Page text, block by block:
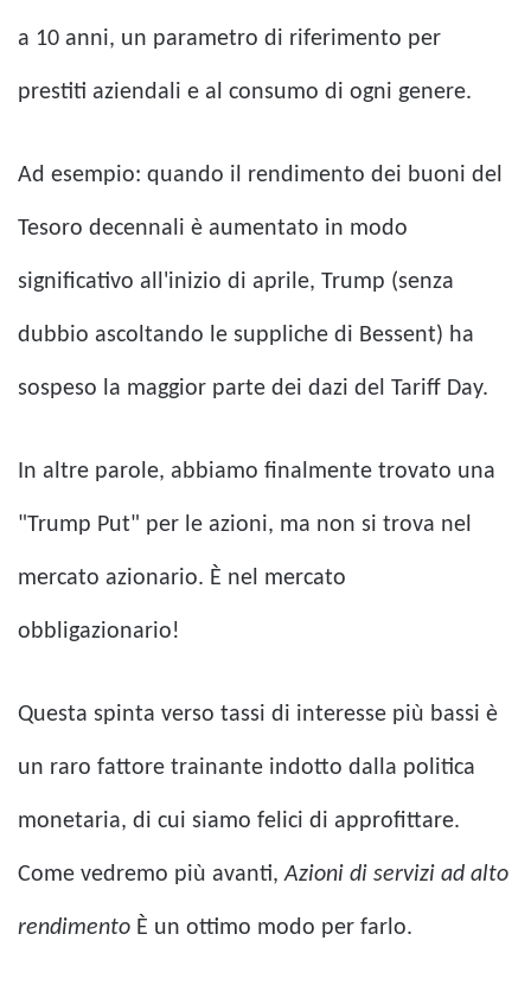
a 10 anni, un parametro di riferimento per
prestiti aziendali e al consumo di ogni genere.
Ad esempio: quando il rendimento dei buoni del
Tesoro decennali è aumentato in modo
significativo all'inizio di aprile, Trump (senza
dubbio ascoltando le suppliche di Bessent) ha
sospeso la maggior parte dei dazi del Tariff Day.
In altre parole, abbiamo finalmente trovato una
"Trump Put" per le azioni, ma non si trova nel
mercato azionario. È nel mercato
obbligazionario!
Questa spinta verso tassi di interesse più bassi è
un raro fattore trainante indotto dalla politica
monetaria, di cui siamo felici di approfittare.
Come vedremo più avanti,Azioni di servizi ad alto
rendimento È un ottimo modo per farlo.